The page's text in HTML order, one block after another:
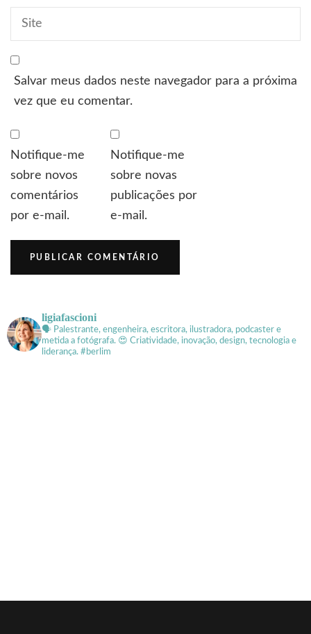
Salvar meus dados neste navegador para a próxima
vez que eu comentar.
Notifique-me
sobre novos
comentários
por e-mail.
Notifique-me
sobre novas
publicações por
e-mail.
ligiafascioni
🗣 Palestrante, engenheira, escritora, ilustradora, podcaster e
metida a fotógrafa. 😍 Criatividade, inovação, design, tecnologia e
liderança. #berlim